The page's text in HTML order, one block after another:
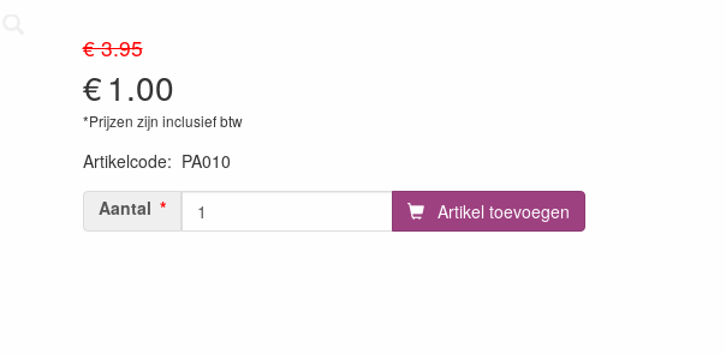
€ 3.95
€1.00
*Prijzen zijn inclusief btw
Artikelcode: PA010
Aantal
Artikel toevoegen